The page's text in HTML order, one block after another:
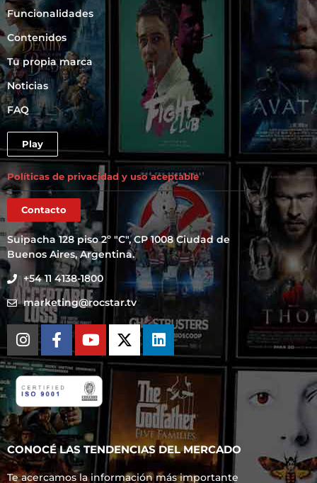
Funcionalidades
Contenidos
Tu propia marca
Noticias
FAQ
Play
Políticas de privacidad y uso aceptable
Contacto
Suipacha 128 piso 2º "C", CP 1008 Ciudad de
Buenos Aires, Argentina.
+54 11 4138-1800
marketing@rocstar.tv
CONOCÉ LAS TENDENCIAS DEL MERCADO
Te acercamos la información más importante